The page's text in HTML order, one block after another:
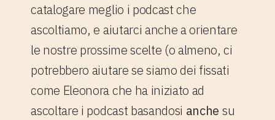
catalogare meglio i podcast che
ascoltiamo, e aiutarci anche a orientare
le nostre prossime scelte (o almeno, ci
potrebbero aiutare se siamo dei fissati
come Eleonora che ha iniziato ad
ascoltare i podcast basandosi anche su